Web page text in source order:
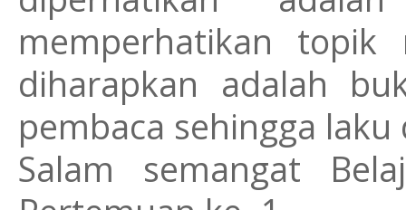
memperhatikan
diharapkan adalah
pembaca sehingga laku
Salam semangat